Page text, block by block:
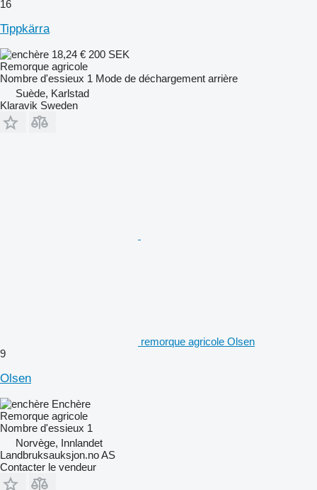
16
Tippkärra
18,24 € 200 SEK
Remorque agricole
Nombre d'essieux 1 Mode de déchargement arrière
Suède, Karlstad
Klaravik Sweden
remorque agricole Olsen
9
Olsen
Enchère
Remorque agricole
Nombre d'essieux 1
Norvège, Innlandet
Landbruksauksjon.no AS
Contacter le vendeur